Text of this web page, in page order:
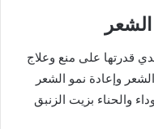
قدرتها على منع وعلاج
وإعادة نمو الشعر
والحناء بزيت الزنبق